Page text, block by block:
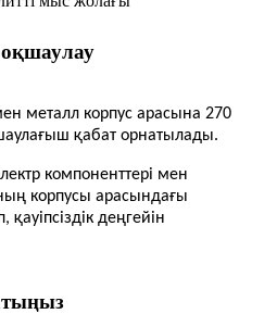
оқшаулау
мен металл корпус арасына 270
қабат орнатылады.
компоненттері мен
корпусы арасындағы
қауіпсіздік деңгейін